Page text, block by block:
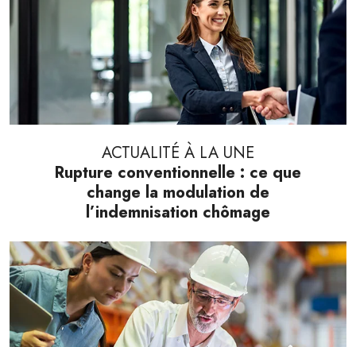
ACTUALITÉ À LA UNE
Rupture conventionnelle : ce que
change la modulation de
l’indemnisation chômage